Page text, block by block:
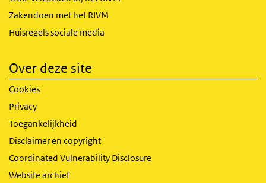
Zakendoen met het RIVM
Huisregels sociale media
Over deze site
Cookies
Privacy
Toegankelijkheid
Disclaimer en copyright
Coordinated Vulnerability Disclosure
Website archief